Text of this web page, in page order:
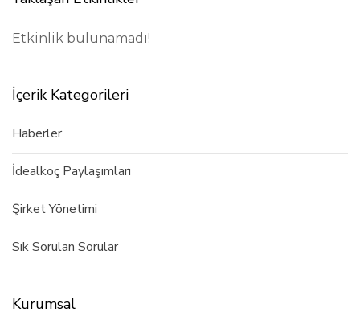
Etkinlik bulunamadı!
İçerik Kategorileri
Haberler
İdealkoç Paylaşımları
Şirket Yönetimi
Sık Sorulan Sorular
Kurumsal